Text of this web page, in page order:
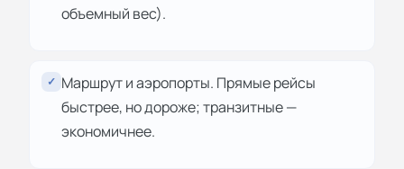
объемный вес).
✓ Маршрут и аэропорты. Прямые рейсы
быстрее, но дороже; транзитные —
экономичнее.